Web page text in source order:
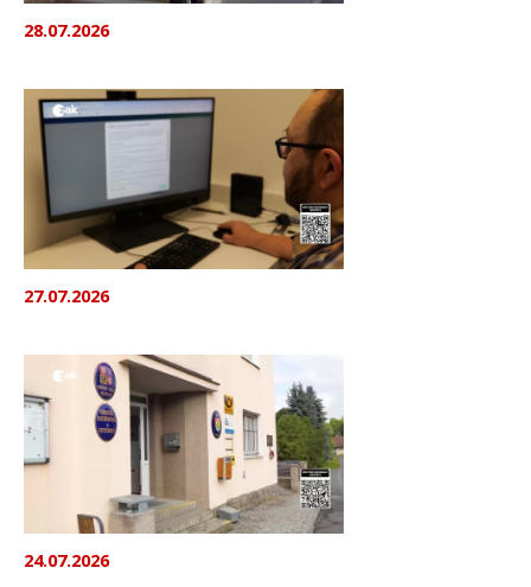
28.07.2026
27.07.2026
24.07.2026